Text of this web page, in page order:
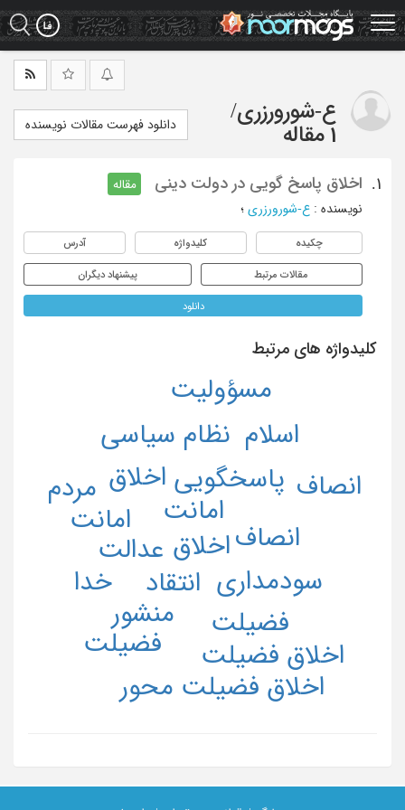
Skip
to
main
ع-شورورزری/
1 مقاله
دانلود فهرست مقالات نویسنده
1. اخلاق پاسخ گویی در دولت دینی
مقاله
نویسنده : ع-شورورزری ؛
چکیده کلیدواژه آدرس
مقالات مرتبط پیشنهاد دیگران
دانلود
کلیدواژه های مرتبط
اخلاق
امانت
انتقاد
انصاف
پاسخگویی
سودمداری
عدالت
فضیلت منشور
نظام سیاسی
اخلاق
اخلاق فضیلت
اخلاق فضیلت محور
اسلام
امانت
انصاف
خدا
فضیلت
مردم
مسؤولیت